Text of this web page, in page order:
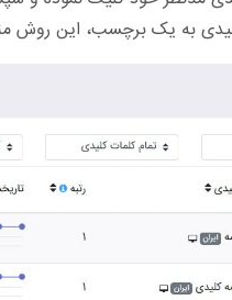
به یک برچسب، این روش